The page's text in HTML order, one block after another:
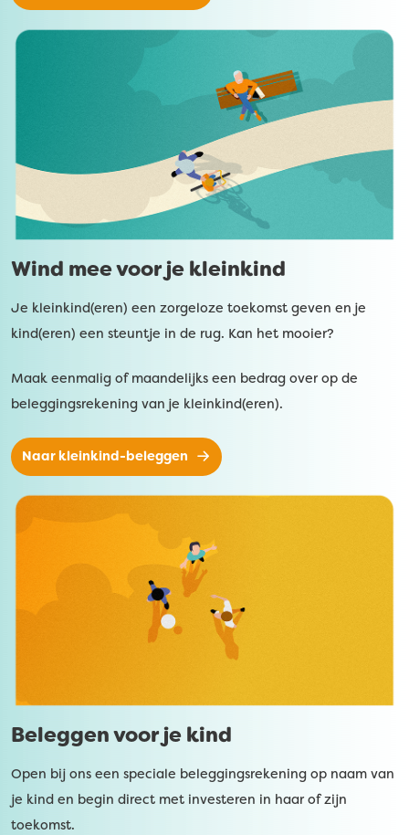
Wind mee voor je kleinkind
Je kleinkind(eren) een zorgeloze toekomst geven en je
kind(eren) een steuntje in de rug. Kan het mooier?
Maak eenmalig of maandelijks een bedrag over op de
beleggingsrekening van je kleinkind(eren).
Naar kleinkind-beleggen
Beleggen voor je kind
Open bij ons een speciale beleggingsrekening op naam van
je kind en begin direct met investeren in haar of zijn
toekomst.